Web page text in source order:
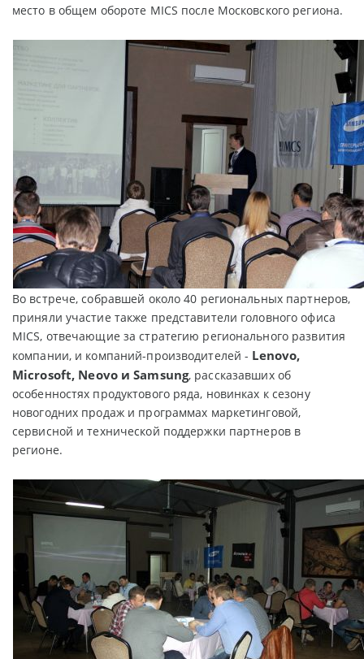
место в общем обороте MICS после Московского региона.
Во встрече, собравшей около 40 региональных партнеров,
приняли участие также представители головного офиса
MICS, отвечающие за стратегию регионального развития
компании, и компаний-производителей - Lenovo,
Microsoft, Neovo иSamsung, рассказавших об
особенностях продуктового ряда, новинках к сезону
новогодних продаж и программах маркетинговой,
сервисной и технической поддержки партнеров в
регионе.